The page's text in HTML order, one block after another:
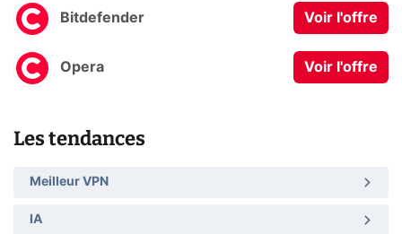
Bitdefender Voir l'offre
Opera Voir l'offre
Les tendances
Meilleur VPN
IA